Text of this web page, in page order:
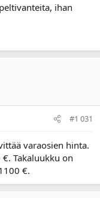
ihan
#1 031
varaosien hinta.
Takaluukku on
€.